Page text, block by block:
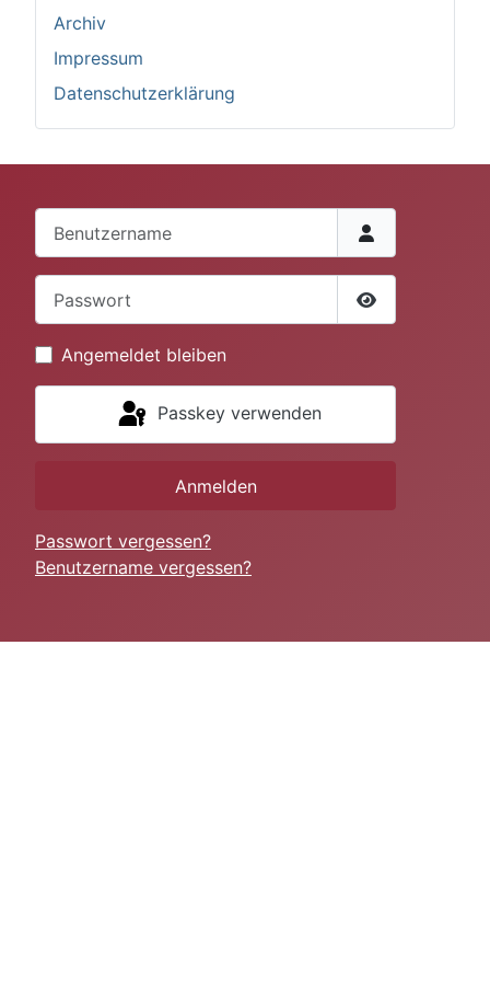
Archiv
Impressum
Datenschutzerklärung
Passwort
Angemeldet bleiben
Passkey verwenden
Anmelden
Passwort vergessen?
Benutzername vergessen?